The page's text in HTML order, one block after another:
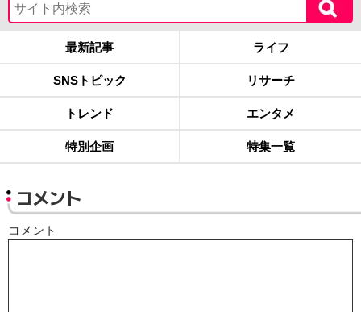
最新記事 ライフ
SNSトピック リサーチ
トレンド エンタメ
特別企画 特集一覧
コメント
コメント